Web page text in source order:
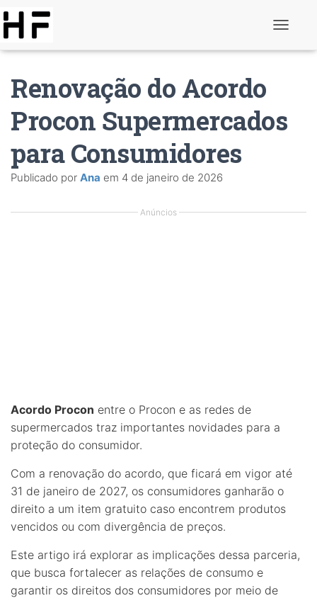
r
d
a
Renovação do Acordo
Procon Supermercados
para Consumidores
Publicado por Ana em 4 de janeiro de 2026
Anúncios
Acordo Procon entre o Procon e as redes de
supermercados traz importantes novidades para a
proteção do consumidor.
Com a renovação do acordo, que ficará em vigor até
31 de janeiro de 2027, os consumidores ganharão o
direito a um item gratuito caso encontrem produtos
vencidos ou com divergência de preços.
Este artigo irá explorar as implicações dessa parceria,
que busca fortalecer as relações de consumo e
garantir os direitos dos consumidores por meio de